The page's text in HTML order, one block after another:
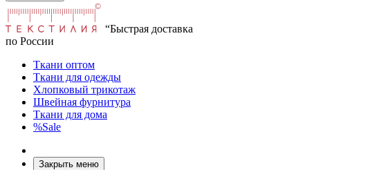
“Быстрая доставка
по России
Ткани оптом
Ткани для одежды
Хлопковый трикотаж
Швейная фурнитура
Ткани для дома
%Sale
Закрыть меню